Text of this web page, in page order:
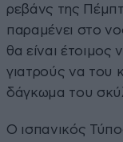
ρεβάνς της
παραμένει στο
θα είναι έτοιμος
γιατρούς να του
δάγκωμα του
Ο ισπανικός